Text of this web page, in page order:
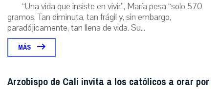
“Una vida que insiste en vivir”, María pesa “solo 570
gramos. Tan diminuta, tan frágil y, sin embargo,
paradójicamente, tan llena de vida. Su...
MÁS
Arzobispo de Cali invita a los católicos a orar por